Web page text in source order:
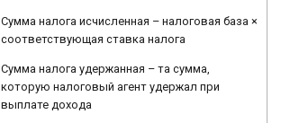
Сумма налога исчисленная – налоговая база ×
соответствующая ставка налога
Сумма налога удержанная – та сумма,
которую налоговый агент удержал при
выплате дохода